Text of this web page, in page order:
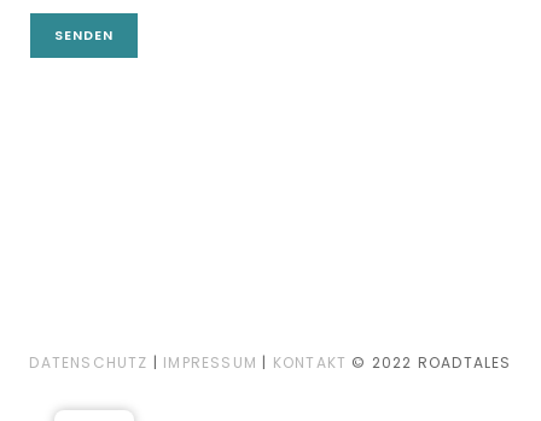
DATENSCHUTZ | IMPRESSUM | KONTAKT © 2022 ROADTALES